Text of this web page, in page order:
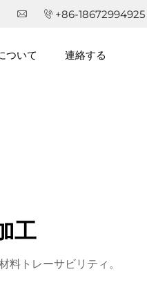
+86-18672994925
ついて 連絡する
工
トレーサビリティ。